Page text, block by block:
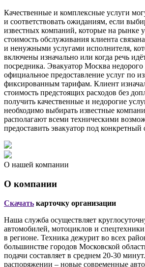
Качественные и комплексные услуги
и соответствовать ожиданиям, если
известных компаний, которые на рынке
стоимость обслуживания клиента
и ненужными услугами исполнителя,
включены изначально или когда речь
посредника. Эвакуатор Москва недорого
официальное предоставление услуг по
фиксированным тарифам. Клиент
стоимость предстоящих расходов без
получить качественные и недорогие
необходимо выбирать известные
располагают всеми техническими
предоставить эвакуатор под конкретный
О нашей компании
О компании
Скачать карточку организации
Наша служба осуществляет
автомобилей, мотоциклов и
в регионе. Техника дежурит во всех
большинстве городов Московской
подачи составляет в среднем 20-30
распоряжении – новые современные